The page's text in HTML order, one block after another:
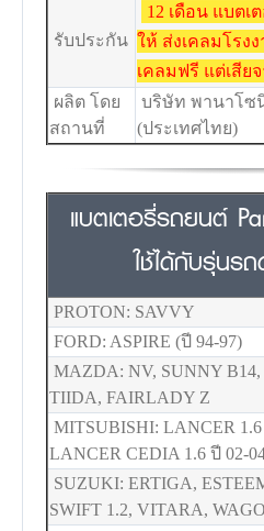
รับประกัน
12 เดือน แบตเ
ให้ ส่งเคลมโรง
เคลมฟรี แต่เสีย
ผลิต โดย
สถานที่
บริษัท พานาโซ
(ประเทศไทย)
แบตเตอรี่รถยนต์
ใช้ได้กับรุ่นร
PROTON: SAVVY
FORD: ASPIRE (ปี 94-97)
MAZDA: NV, SUNNY
TIIDA, FAIRLADY Z
MITSUBISHI: LANCER
LANCER CEDIA 1.6 ปี 02-
SUZUKI: ERTIGA,
SWIFT 1.2, VITARA,